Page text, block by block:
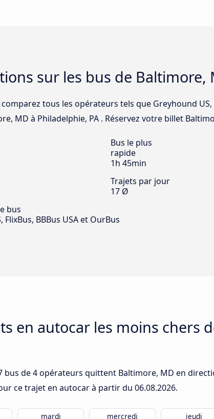
sur les bus de Baltimore,
comparez tous les opérateurs tels que Greyhound
MD à Philadelphie, PA . Réservez votre billet
Bus le plus
rapide
1h 45min
Trajets par jour
17 Ø
bus
FlixBus, BBBus USA et OurBus
en autocar les moins chers
bus de 4 opérateurs quittent Baltimore, MD en
ce trajet en autocar à partir du 06.08.2026.
mardi mercredi jeudi